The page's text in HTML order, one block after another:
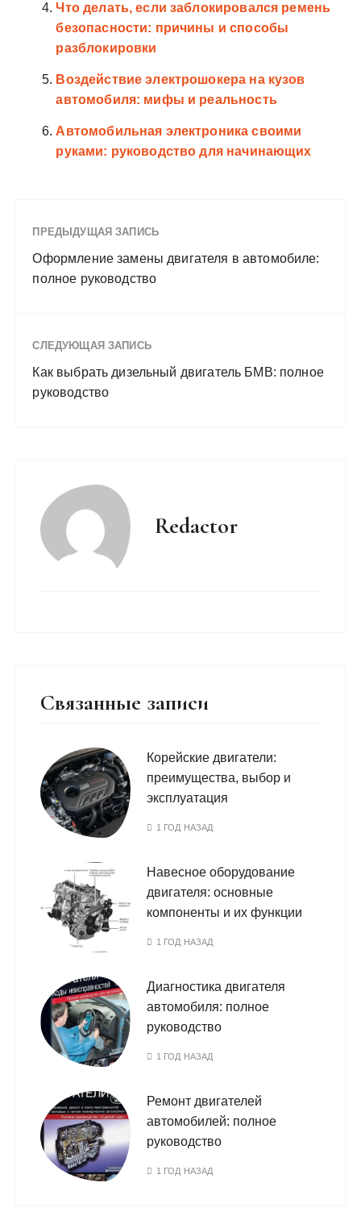
Что делать, если заблокировался ремень
безопасности: причины и способы
разблокировки
Воздействие электрошокера на кузов
автомобиля: мифы и реальность
Автомобильная электроника своими
руками: руководство для начинающих
ПРЕДЫДУЩАЯ ЗАПИСЬ
Оформление замены двигателя в автомобиле:
полное руководство
СЛЕДУЮЩАЯ ЗАПИСЬ
Как выбрать дизельный двигатель БМВ: полное
руководство
Redactor
Связанные записи
Корейские двигатели:
преимущества, выбор и
эксплуатация
1 ГОД НАЗАД
Навесное оборудование
двигателя: основные
компоненты и их функции
1 ГОД НАЗАД
Диагностика двигателя
автомобиля: полное
руководство
1 ГОД НАЗАД
Ремонт двигателей
автомобилей: полное
руководство
1 ГОД НАЗАД